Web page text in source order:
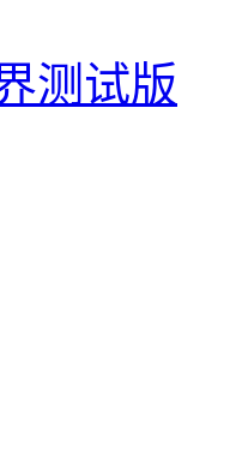
测试版